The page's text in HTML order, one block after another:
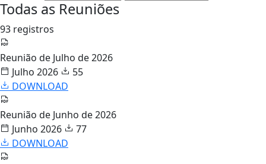
Todas as Reuniões
93 registros
Reunião de Julho de 2026
Julho 2026
55
DOWNLOAD
Reunião de Junho de 2026
Junho 2026
77
DOWNLOAD